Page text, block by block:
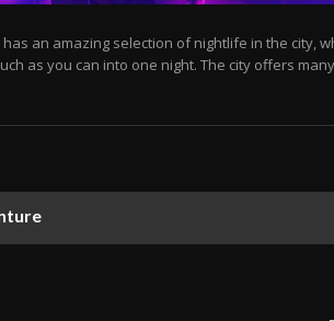
has an amazing selection of nightlife in the city,
as you can into one night. The city offers